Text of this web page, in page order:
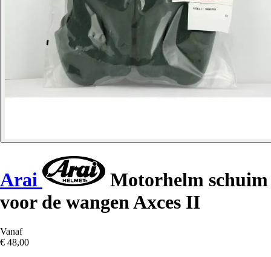
Arai
Motorhelm schuim
voor de wangen Axces II
Vanaf
€ 48,00